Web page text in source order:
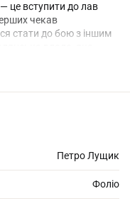
це вступити до лав
чекав
стати до бою з іншим
насильно
очей, залишалися ті,
Петро Лущик
Фоліо